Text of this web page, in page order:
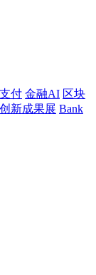
付 金融AI 区块
新成果展 Bank